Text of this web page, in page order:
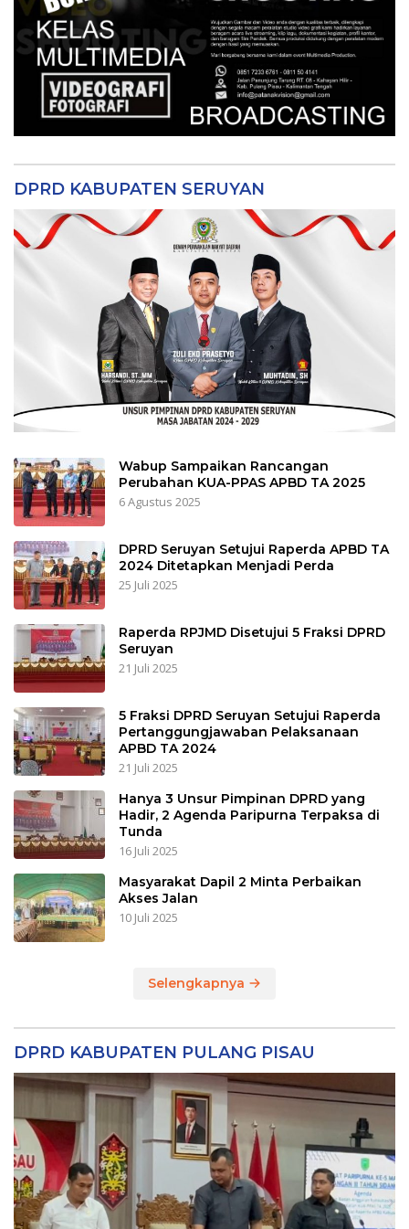
DPRD KABUPATEN SERUYAN
Wabup Sampaikan Rancangan
Perubahan KUA-PPAS APBD TA 2025
6 Agustus 2025
DPRD Seruyan Setujui Raperda APBD TA
2024 Ditetapkan Menjadi Perda
25 Juli 2025
Raperda RPJMD Disetujui 5 Fraksi DPRD
Seruyan
21 Juli 2025
5 Fraksi DPRD Seruyan Setujui Raperda
Pertanggungjawaban Pelaksanaan
APBD TA 2024
21 Juli 2025
Hanya 3 Unsur Pimpinan DPRD yang
Hadir, 2 Agenda Paripurna Terpaksa di
Tunda
16 Juli 2025
Masyarakat Dapil 2 Minta Perbaikan
Akses Jalan
10 Juli 2025
Selengkapnya
DPRD KABUPATEN PULANG PISAU